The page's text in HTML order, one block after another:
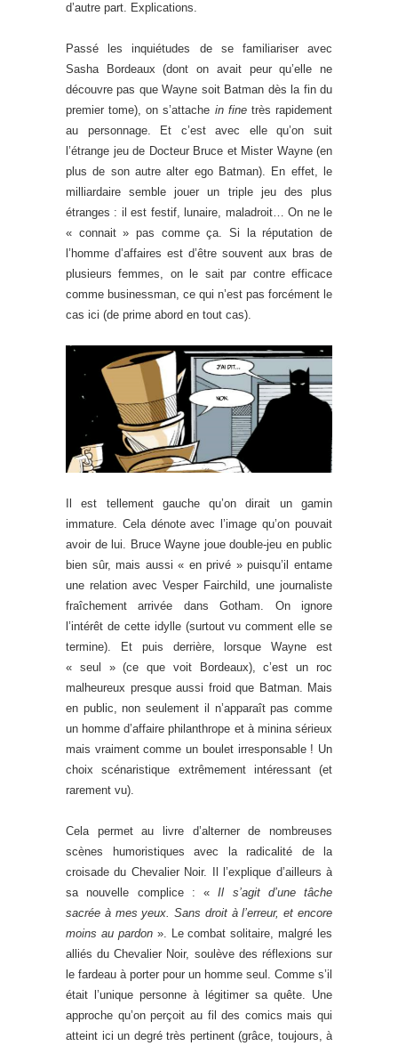
d’autre part. Explications.
Passé les inquiétudes de se familiariser avec
Sasha Bordeaux (dont on avait peur qu’elle ne
découvre pas que Wayne soit Batman dès la fin du
premier tome), on s’attache in finetrès rapidement
au personnage. Et c’est avec elle qu’on suit
l’étrange jeu de Docteur Bruce et Mister Wayne (en
plus de son autre alter ego Batman). En effet, le
milliardaire semble jouer un triple jeu des plus
étranges : il est festif, lunaire, maladroit… On ne le
« connait » pas comme ça. Si la réputation de
l’homme d’affaires est d’être souvent aux bras de
plusieurs femmes, on le sait par contre efficace
comme businessman, ce qui n’est pas forcément le
cas ici (de prime abord en tout cas).
Il est tellement gauche qu’on dirait un gamin
immature. Cela dénote avec l’image qu’on pouvait
avoir de lui. Bruce Wayne joue double-jeu en public
bien sûr, mais aussi « en privé » puisqu’il entame
une relation avec Vesper Fairchild, une journaliste
fraîchement arrivée dans Gotham. On ignore
l’intérêt de cette idylle (surtout vu comment elle se
termine). Et puis derrière, lorsque Wayne est
« seul » (ce que voit Bordeaux), c’est un roc
malheureux presque aussi froid que Batman. Mais
en public, non seulement il n’apparaît pas comme
un homme d’affaire philanthrope et à minina sérieux
mais vraiment comme un boulet irresponsable ! Un
choix scénaristique extrêmement intéressant (et
rarement vu).
Cela permet au livre d’alterner de nombreuses
scènes humoristiques avec la radicalité de la
croisade du Chevalier Noir. Il l’explique d’ailleurs à
sa nouvelle complice : «Il s’agit d’une tâche
sacrée à mes yeux. Sans droit à l’erreur, et encore
moins au pardon». Le combat solitaire, malgré les
alliés du Chevalier Noir, soulève des réflexions sur
le fardeau à porter pour un homme seul. Comme s’il
était l’unique personne à légitimer sa quête. Une
approche qu’on perçoit au fil des comics mais qui
atteint ici un degré très pertinent (grâce, toujours, à